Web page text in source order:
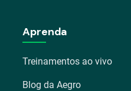
Aprenda
Treinamentos ao vivo
Blog da Aegro